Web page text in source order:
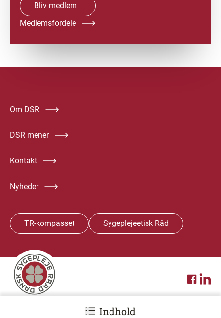
Indhold
Bliv medlem
Medlemsfordele
Om DSR
DSR mener
Kontakt
Nyheder
TR-kompasset Sygeplejeetisk Råd
Annoncering